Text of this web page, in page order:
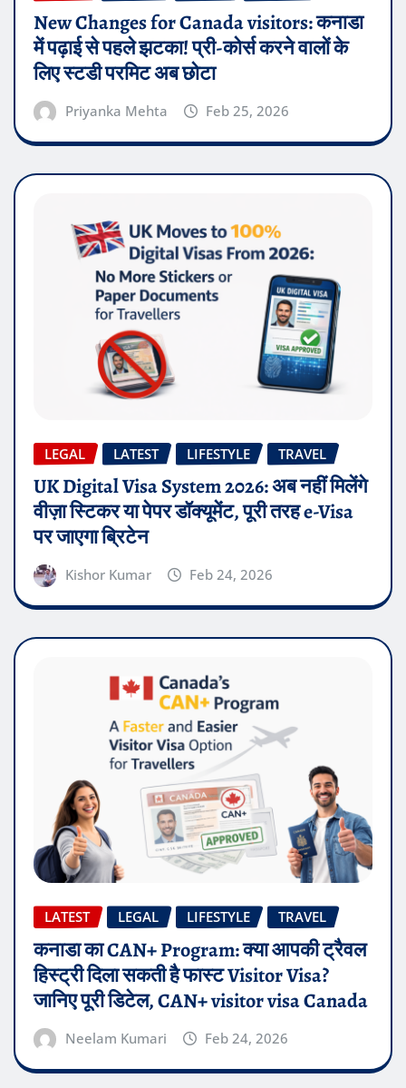
New Changes for Canada visitors: कनाडा
में पढ़ाई से पहले झटका! प्री-कोर्स करने वालों के
लिए स्टडी परमिट अब छोटा
Priyanka Mehta Feb 25, 2026
LEGAL LATEST LIFESTYLE TRAVEL
UK Digital Visa System 2026: अब नहीं मिलेंगे
वीज़ा स्टिकर या पेपर डॉक्यूमेंट, पूरी तरह e-Visa
पर जाएगा ब्रिटेन
Kishor Kumar Feb 24, 2026
LATEST LEGAL LIFESTYLE TRAVEL
कनाडा का CAN+ Program: क्या आपकी ट्रैवल
हिस्ट्री दिला सकती है फास्ट Visitor Visa?
जानिए पूरी डिटेल, CAN+ visitor visa Canada
Neelam Kumari Feb 24, 2026